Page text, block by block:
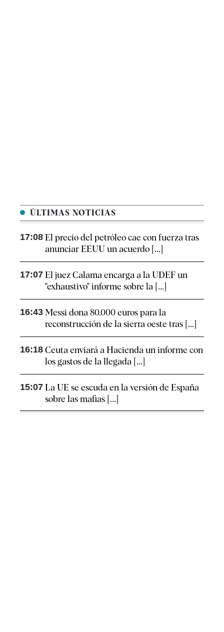
ÚLTIMAS NOTICIAS
17:08 El precio del petróleo cae con fuerza tras
anunciar EEUU un acuerdo [...]
17:07 El juez Calama encarga a la UDEF un
"exhaustivo" informe sobre la [...]
16:43 Messi dona 80.000 euros para la
reconstrucción de la sierra oeste tras [...]
16:18 Ceuta enviará a Hacienda un informe con
los gastos de la llegada [...]
15:07 La UE se escuda en la versión de España
sobre las mafias [...]